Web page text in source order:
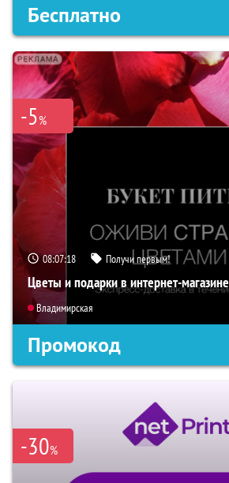
Бесплатно
-5%
08:07:16 Получи первым!
Цветы и подарки в интернет-
Владимирская
Промокод
-30%